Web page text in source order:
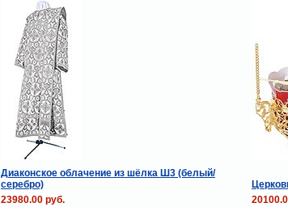
Диаконское облачение из шёлка Ш3 (белый/
серебро)
23980.00 руб.